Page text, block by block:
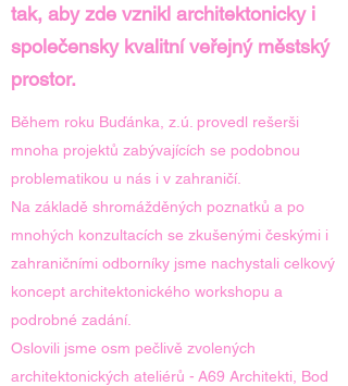
tak, aby zde vznikl architektonicky i
společensky kvalitní veřejný městský
prostor.
Během roku Buďánka, z.ú. provedl rešerši
mnoha projektů zabývajících se podobnou
problematikou u nás i v zahraničí.
Na základě shromážděných poznatků a po
mnohých konzultacích se zkušenými českými i
zahraničními odborníky jsme nachystali celkový
koncept architektonického workshopu a
podrobné zadání.
Oslovili jsme osm pečlivě zvolených
architektonických ateliérů - A69 Architekti, Bod